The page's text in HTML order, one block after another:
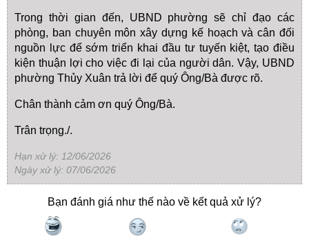
Trong thời gian đến, UBND phường sẽ chỉ đạo các
phòng, ban chuyên môn xây dựng kế hoạch và cân đối
nguồn lực để sớm triển khai đầu tư tuyến kiệt, tạo điều
kiện thuận lợi cho việc đi lại của người dân. Vậy, UBND
phường Thủy Xuân trả lời để quý Ông/Bà được rõ.
Chân thành cảm ơn quý Ông/Bà.
Trân trọng./.
Hạn xử lý: 12/06/2026
Ngày xử lý: 07/06/2026
Bạn đánh giá như thế nào về kết quả xử lý?